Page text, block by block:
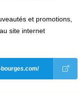
et promotions,
site internet